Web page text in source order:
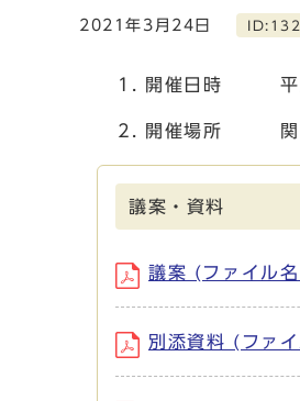
2021年3月24日
開催日時 平
開催場所 関
議案・資料
議案 (ファイル
別添資料 (ファ